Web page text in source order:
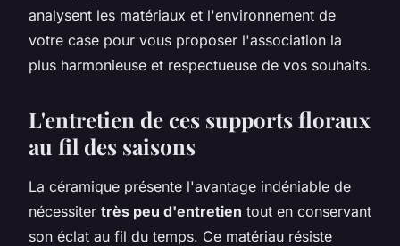
analysent les matériaux et l'environnement de
votre case pour vous proposer l'association la
plus harmonieuse et respectueuse de vos souhaits.
L'entretien de ces supports floraux
au fil des saisons
La céramique présente l'avantage indéniable de
nécessiter très peu d'entretien tout en conservant
son éclat au fil du temps. Ce matériau résiste